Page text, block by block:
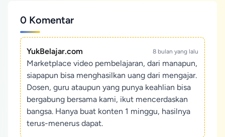
0 Komentar
YukBelajar.com 8 bulan yang lalu
Marketplace video pembelajaran, dari manapun,
siapapun bisa menghasilkan uang dari mengajar.
Dosen, guru ataupun yang punya keahlian bisa
bergabung bersama kami, ikut mencerdaskan
bangsa. Hanya buat konten 1 minggu, hasilnya
terus-menerus dapat.